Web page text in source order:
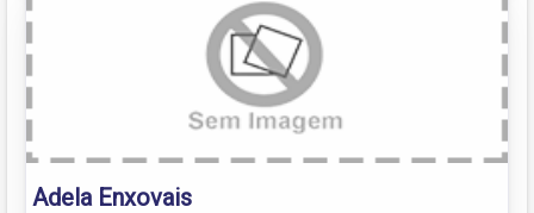
Adela Enxovais